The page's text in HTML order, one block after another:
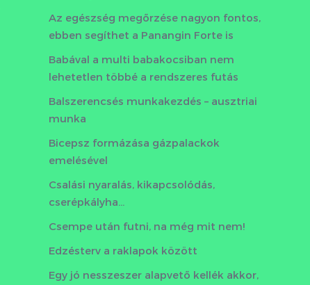
Az egészség megőrzése nagyon fontos,
ebben segíthet a Panangin Forte is
Babával a multi babakocsiban nem
lehetetlen többé a rendszeres futás
Balszerencsés munkakezdés – ausztriai
munka
Bicepsz formázása gázpalackok
emelésével
Csalási nyaralás, kikapcsolódás,
cserépkályha…
Csempe után futni, na még mit nem!
Edzésterv a raklapok között
Egy jó nesszeszer alapvető kellék akkor,